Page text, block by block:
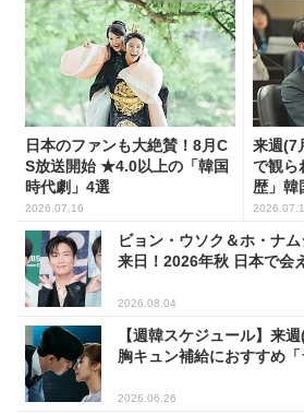
日本のファンも大絶賛！8月C
S放送開始 ★4.0以上の「韓国
時代劇」4選
2026.07.16
来週(7
で観ら
歴」韓
ビョン・ウソク＆ホ・ナ
来日！2026年秋 日本で会
2026.08.04
【週韓スケジュール】来
胸キュン補給におすすめ
2026.06.26